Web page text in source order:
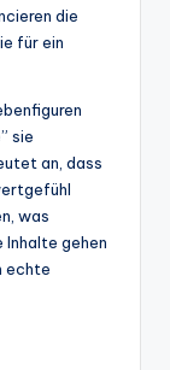
die
für ein
sie
an, dass
was
Inhalte gehen
echte